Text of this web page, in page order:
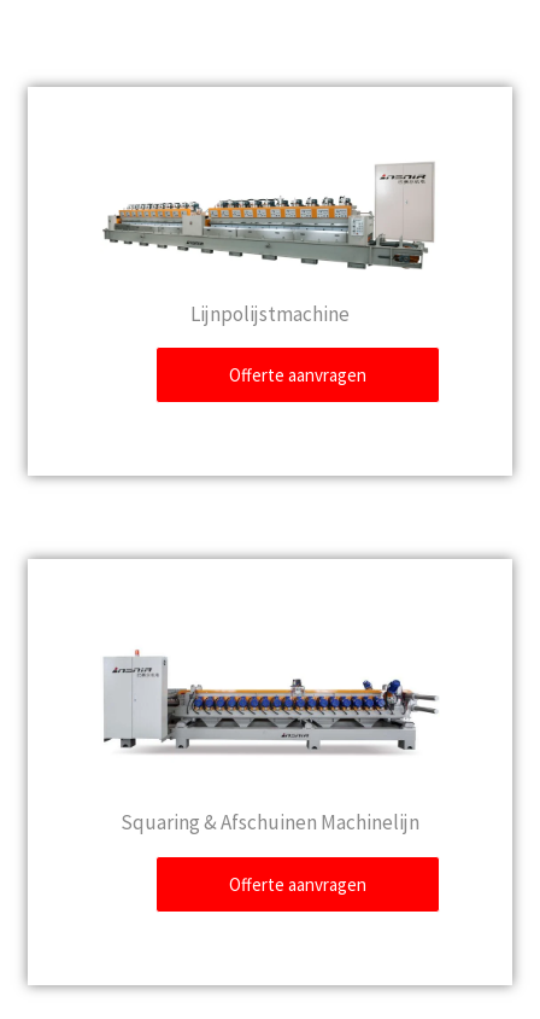
Lijnpolijstmachine
Offerte aanvragen
Squaring & Afschuinen Machinelijn
Offerte aanvragen